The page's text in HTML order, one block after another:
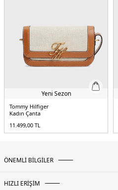
Yeni Sezon
Tommy Hilfiger
Kadın Çanta
11.499,00 TL
ÖNEMLİ BİLGİLER
HIZLI ERİŞİM